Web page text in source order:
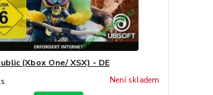
(Xbox One/ XSX) - DE
Není skladem